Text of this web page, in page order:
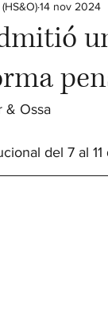
14 nov 2024
& Ossa
del 7 al